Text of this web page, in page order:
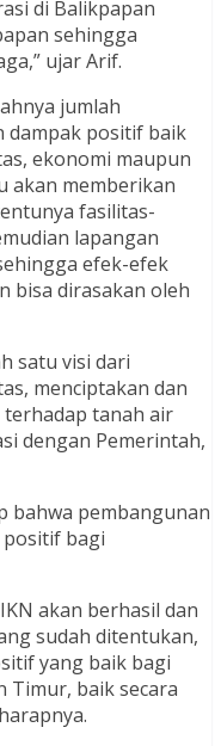
di Balikpapan
sehingga
ujar Arif.
jumlah
dampak positif baik
ekonomi maupun
akan memberikan
fasilitas-
lapangan
efek-efek
bisa dirasakan oleh
satu visi dari
menciptakan dan
tanah air
dengan Pemerintah,
bahwa pembangunan
positif bagi
akan berhasil dan
sudah ditentukan,
yang baik bagi
Timur, baik secara